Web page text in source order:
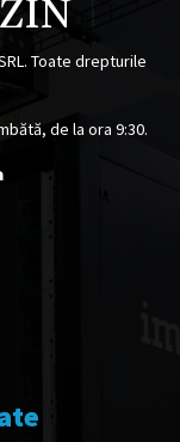
SRL. Toate drepturile
de la ora 9:30.